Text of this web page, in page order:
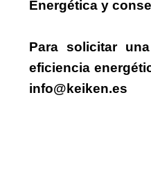
Energética y
Para solicitar
eficiencia
info@keiken.es